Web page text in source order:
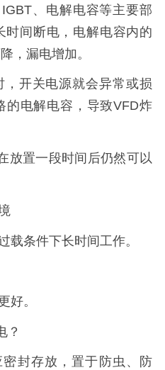
、电解电容等主要部
时间断电，电解电容内的
，漏电增加。
，开关电源就会异常或损
的电解电容，导致VFD炸
放置一段时间后仍然可以
载条件下长时间工作。
好。
？
封存放，置于防虫、防